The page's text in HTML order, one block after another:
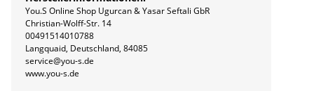
You.S Online Shop Ugurcan & Yasar Seftali GbR
Christian-Wolff-Str. 14
00491514010788
Langquaid, Deutschland, 84085
service@you-s.de
www.you-s.de